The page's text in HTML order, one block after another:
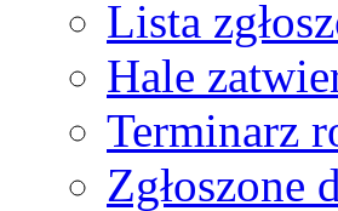
Lista
Hale
Terminarz
Zgłoszone